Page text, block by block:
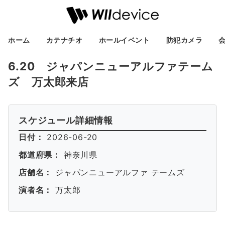
ホーム カテナチオ ホールイベント 防犯カメラ
6.20 ジャパンニューアルファテーム
ズ 万太郎来店
スケジュール詳細情報
日付：
2026-06-20
都道府県：
神奈川県
店舗名：
ジャパンニューアルファ テームズ
演者名：
万太郎